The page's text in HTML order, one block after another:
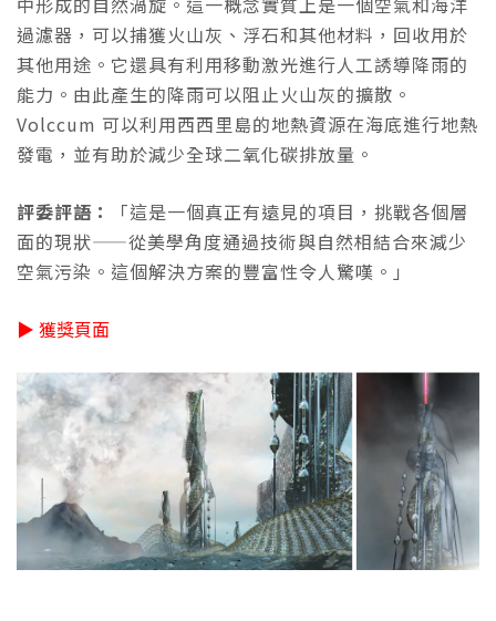
過濾器，可以捕獲火山灰、浮石和其他材料，回收用於
其他用途。它還具有利用移動激光進行人工誘導降雨的
能力。由此產生的降雨可以阻止火山灰的擴散。
Volccum 可以利用西西里島的地熱資源在海底進行地熱
發電，並有助於減少全球二氧化碳排放量。
評委評語：
「這是一個真正有遠見的項目，挑戰各個層
面的現狀——從美學角度通過技術與自然相結合來減少
空氣污染。這個解決方案的豐富性令人驚嘆。」
▶ 獲獎頁面